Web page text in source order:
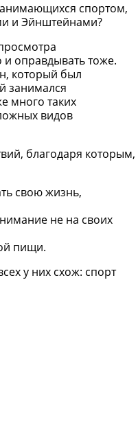
спортом,
и Эйнштейнами?
оправдывать тоже.
который был
занимался
много таких
видов
благодаря которым,
свою жизнь,
не на своих
пищи.
у них схож: спорт